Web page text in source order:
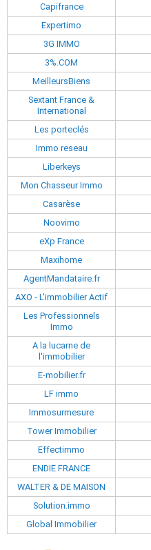
Capifrance
Expertimo
3G IMMO
3%.COM
MeilleursBiens
Sextant France &
International
Les porteclés
Immo reseau
Liberkeys
Mon Chasseur Immo
Casarèse
Noovimo
eXp France
Maxihome
AgentMandataire.fr
AXO - L'immobilier Actif
Les Professionnels
Immo
A la lucarne de
l'immobilier
E-mobilier.fr
LF immo
Immosurmesure
Tower Immobilier
Effectimmo
ENDIE FRANCE
WALTER & DE MAISON
Solution.immo
Global Immobilier